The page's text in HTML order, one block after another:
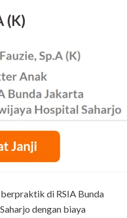
(K)
di RSIA Bunda
dengan biaya